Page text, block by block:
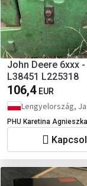
John Deere 6xxx
L38451 L225318
106,4 EUR
Lengyelország,
PHU Karetina